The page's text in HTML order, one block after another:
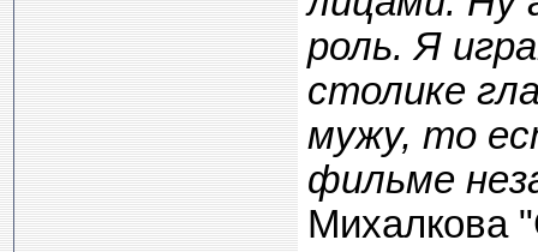
роль. Я
столике
мужу, то
фильме
Михалкова